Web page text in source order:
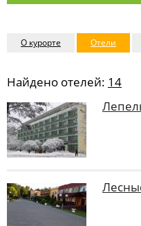
О курорте Отели
Найдено отелей: 14